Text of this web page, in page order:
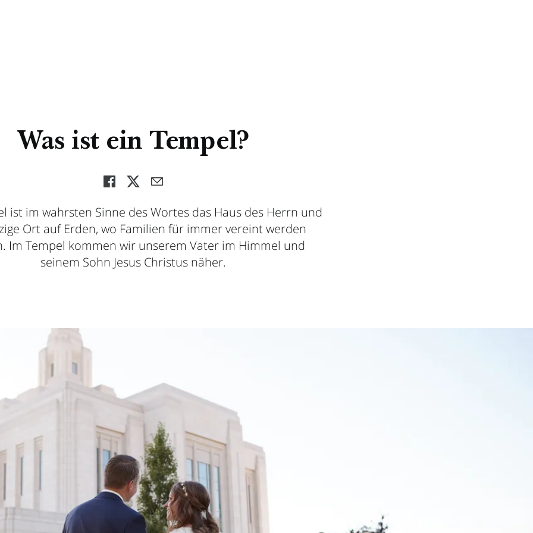
Was ist ein Tempel?
ist im wahrsten Sinne des Wortes das Haus des Herrn und
Ort auf Erden, wo Familien für immer vereint werden
Im Tempel kommen wir unserem Vater im Himmel und
seinem Sohn Jesus Christus näher.